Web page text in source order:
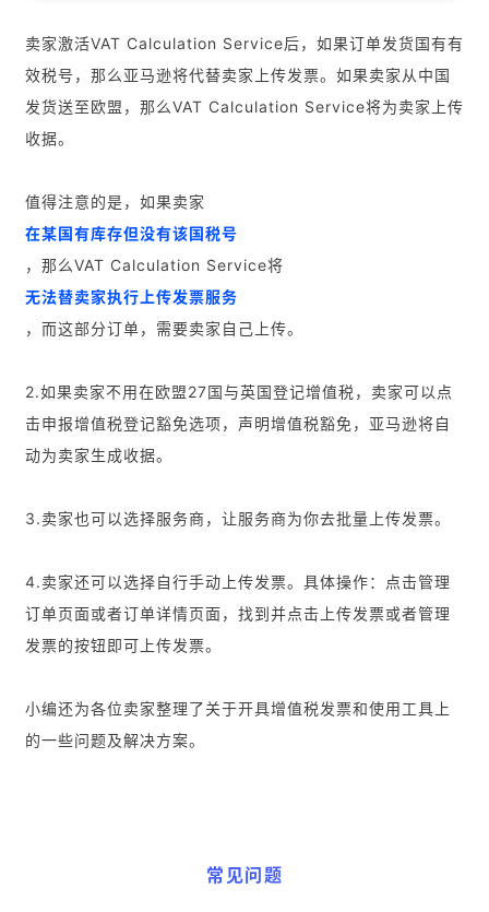
卖家激活VAT Calculation Service后，如果订单发货国有有
效税号，那么亚马逊将代替卖家上传发票。如果卖家从中国
发货送至欧盟，那么VAT Calculation Service将为卖家上传
收据。
值得注意的是，如果卖家
在某国有库存但没有该国税号
，那么VAT Calculation Service将
无法替卖家执行上传发票服务
，而这部分订单，需要卖家自己上传。
2.如果卖家不用在欧盟27国与英国登记增值税，卖家可以点
击申报增值税登记豁免选项，声明增值税豁免，亚马逊将自
动为卖家生成收据。
3.卖家也可以选择服务商，让服务商为你去批量上传发票。
4.卖家还可以选择自行手动上传发票。具体操作：点击管理
订单页面或者订单详情页面，找到并点击上传发票或者管理
发票的按钮即可上传发票。
小编还为各位卖家整理了关于开具增值税发票和使用工具上
的一些问题及解决方案。
常见问题